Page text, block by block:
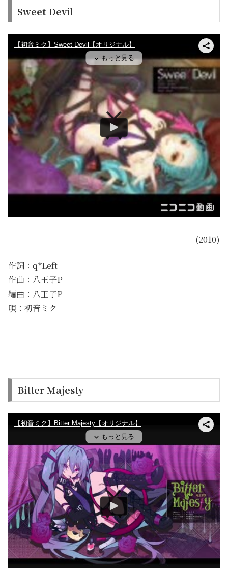
Sweet Devil
(2010)
作詞：q*Left
作曲：八王子P
編曲：八王子P
唄：初音ミク
Bitter Majesty